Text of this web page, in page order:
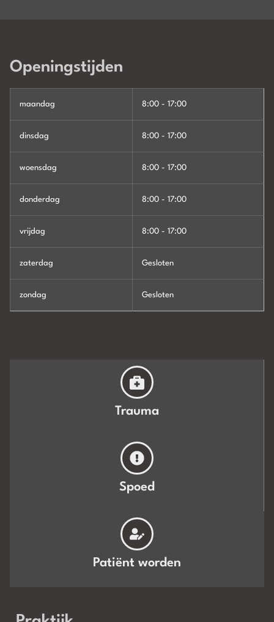
Openingstijden
maandag 8:00 - 17:00
dinsdag 8:00 - 17:00
woensdag 8:00 - 17:00
donderdag 8:00 - 17:00
vrijdag 8:00 - 17:00
zaterdag Gesloten
zondag Gesloten
Trauma
Spoed
Patiënt worden